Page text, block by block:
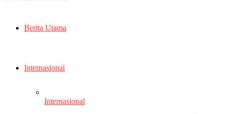
Berita Utama
Internasional
Internasional